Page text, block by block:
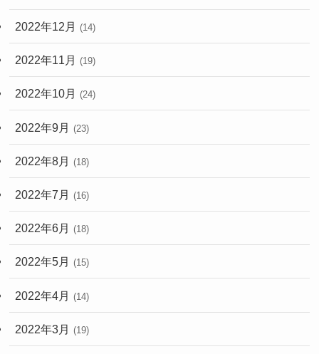
2022年12月 (14)
2022年11月 (19)
2022年10月 (24)
2022年9月 (23)
2022年8月 (18)
2022年7月 (16)
2022年6月 (18)
2022年5月 (15)
2022年4月 (14)
2022年3月 (19)